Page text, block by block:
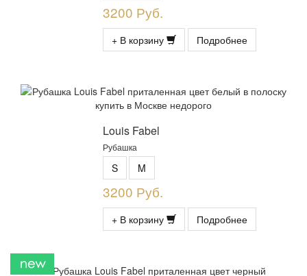
3200 Руб.
+ В корзину Подробнее
Louis Fabel
Рубашка
S M
3200 Руб.
+ В корзину Подробнее